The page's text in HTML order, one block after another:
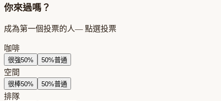
你來過嗎？
成為第一個投票的人— 點選投票
咖啡
很強50% 50%普通
空間
很棒50% 50%普通
排隊